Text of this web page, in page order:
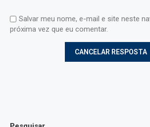
Salvar meu nome, e-mail e site neste
próxima vez que eu comentar.